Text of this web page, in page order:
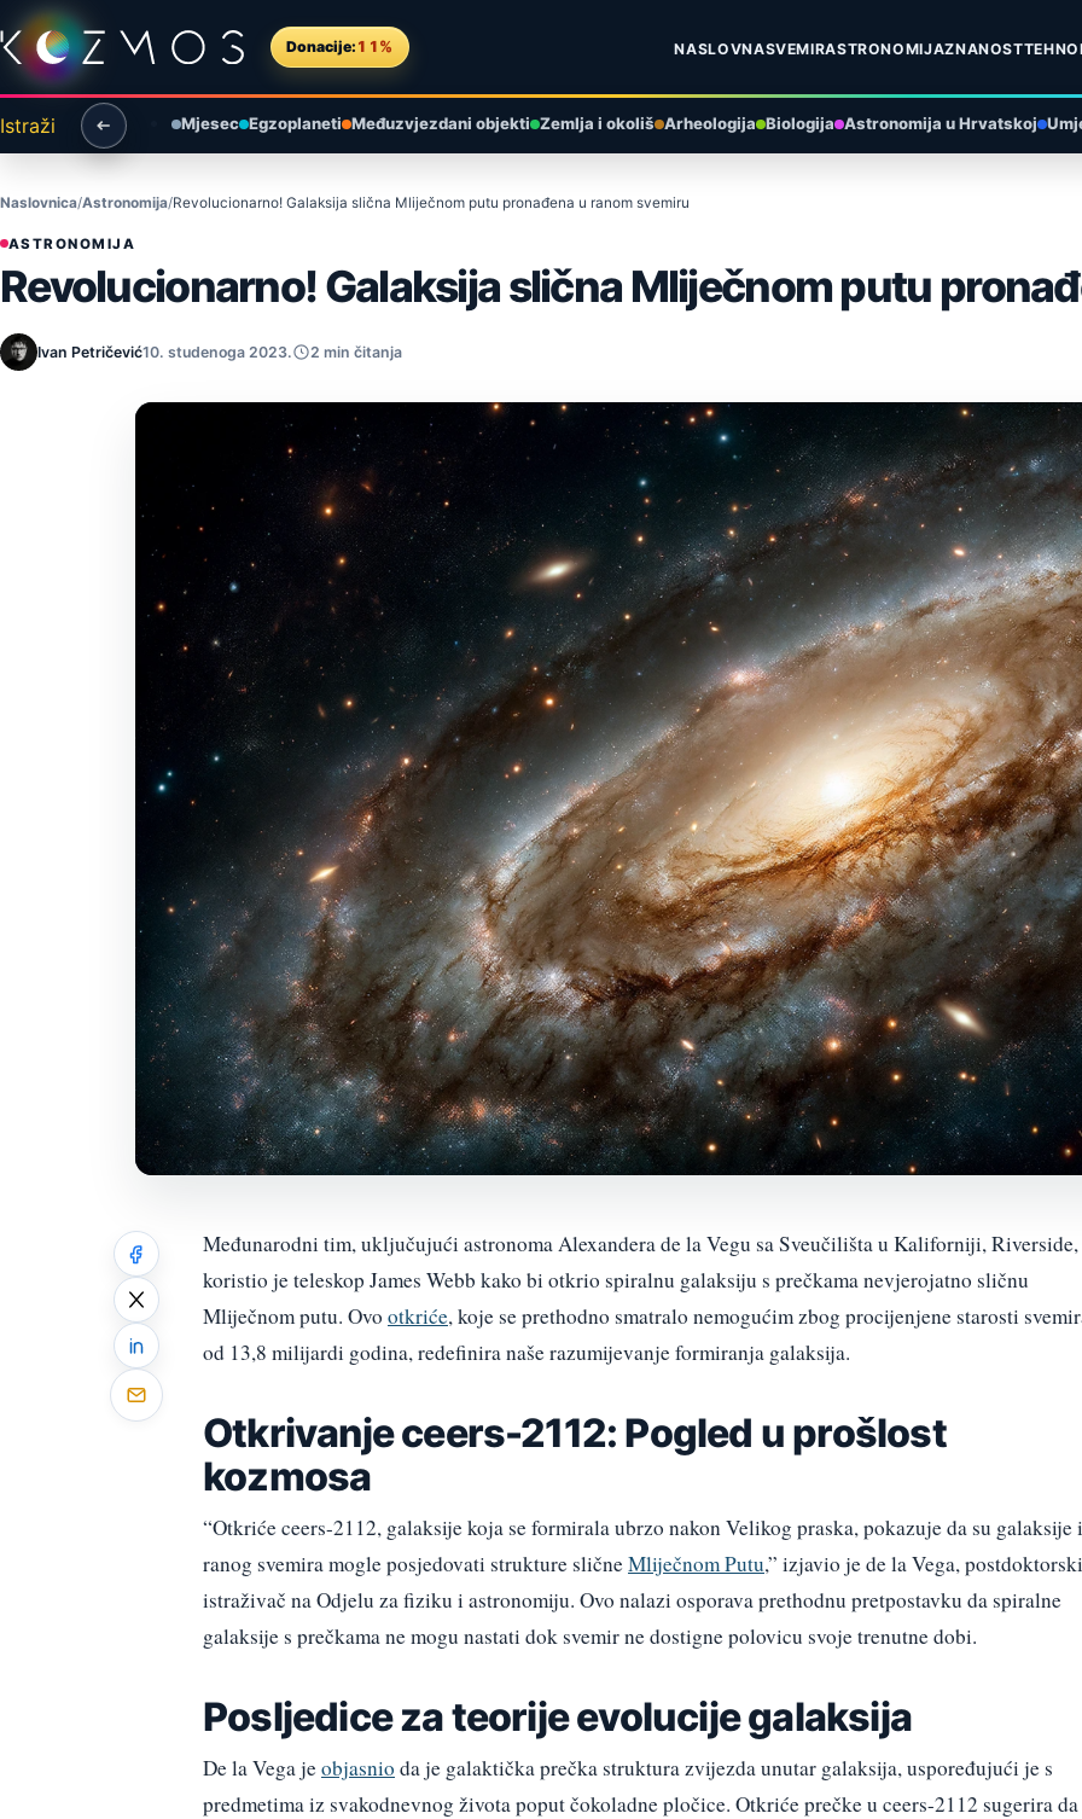
Preskoči na sadržaj
Donacije: 11% NASLOVNASVEMIRASTRONOMIJAZNANOST
Istraži Mjesec Egzoplaneti Međuzvjezdani objekti Zemlja i okoliš Arheologija Biologija Astronomija u Hrvatskoj
Naslovnica Astronomija Revolucionarno! Galaksija slična Mliječnom putu pronađena u ranom svemiru
ASTRONOMIJA
Revolucionarno! Galaksija slična Mliječnom putu
Ivan Petričević10. studenoga 2023. 2 min čitanja
Međunarodni tim, uključujući astronoma Alexandera de la Vegu sa Sveučilišta u Kaliforniji, Riverside,
koristio je teleskop James Webb kako bi otkrio spiralnu galaksiju s prečkama nevjerojatno sličnu
Mliječnom putu. Ovo otkriće, koje se prethodno smatralo nemogućim zbog procijenjene starosti
od 13,8 milijardi godina, redefinira naše razumijevanje formiranja galaksija.
Otkrivanje ceers-2112: Pogled u prošlost
kozmosa
“Otkriće ceers-2112, galaksije koja se formirala ubrzo nakon Velikog praska, pokazuje da su galaksije
ranog svemira mogle posjedovati strukture sličneMliječnom Putu,” izjavio je de la Vega, postdoktorski
istraživač na Odjelu za fiziku i astronomiju. Ovo nalazi osporava prethodnu pretpostavku da spiralne
galaksije s prečkama ne mogu nastati dok svemir ne dostigne polovicu svoje trenutne dobi.
Posljedice za teorije evolucije galaksija
De la Vega jeobjasnio da je galaktička prečka struktura zvijezda unutar galaksija, uspoređujući je s
predmetima iz svakodnevnog života poput čokoladne pločice. Otkriće prečke u ceers-2112 sugerira da